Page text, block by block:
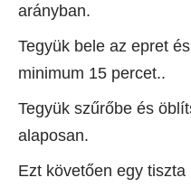
arányban.
Tegyük bele az epret
minimum 15 percet..
Tegyük szűrőbe és
alaposan.
Ezt követően egy